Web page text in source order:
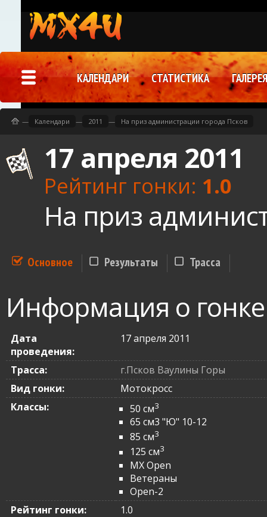
17 апреля 2011
Рейтинг гонки: 1.0
На приз
Основное Результаты Трасса
Информация о гонке
Дата
проведения:
17 апреля 2011
Трасса:
г.Псков Ваулины Горы
Вид гонки:
Мотокросс
Классы:
50 см3
65 см3 "Ю" 10-12
85 см3
125 см3
MX Open
Ветераны
Open-2
Рейтинг гонки:
1.0
— Календари — 2011 — На приз администрации города Псков
КАЛЕНДАРИ СТАТИСТИКА ГАЛЕРЕЯ